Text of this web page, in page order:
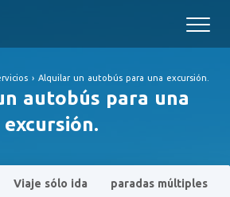
› Alquilar un autobús para una excursión.
autobús para una
excursión.
Viaje sólo ida paradas múltiples